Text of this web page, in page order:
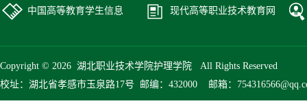
中国高等教育学生信息 现代高等职业技术教育网
Copyright © 2026 湖北职业技术学院护理学院 All Rights Reserved
校址：湖北省孝感市玉泉路17号 邮编：432000 邮箱：